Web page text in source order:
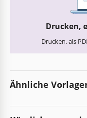
Drucken,
Drucken, als
Ähnliche